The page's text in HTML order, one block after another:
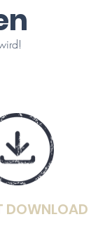
DOWNLOAD